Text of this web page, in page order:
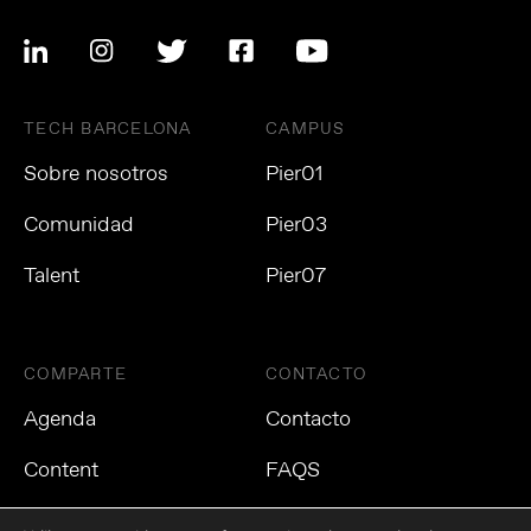
TECH BARCELONA
Sobre nosotros
Comunidad
Talent
CAMPUS
Pier01
Pier03
Pier07
COMPARTE
Agenda
Content
CONTACTO
Contacto
FAQS